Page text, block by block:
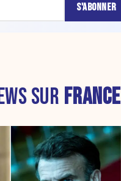
S'ABONNER
SUR FRANCE